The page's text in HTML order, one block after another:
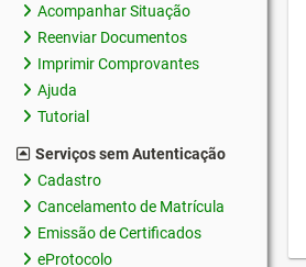
Acompanhar Situação
Reenviar Documentos
Imprimir Comprovantes
Ajuda
Tutorial
Serviços sem Autenticação
Cadastro
Cancelamento de Matrícula
Emissão de Certificados
eProtocolo